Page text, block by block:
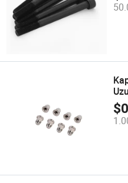
$